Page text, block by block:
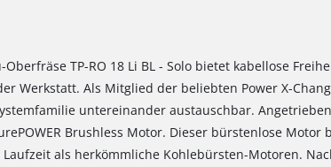
TP-RO 18 Li BL - Solo bietet kabellose
Werkstatt. Als Mitglied der beliebten Power X-
untereinander austauschbar.
Brushless Motor. Dieser bürstenlose Motor
als herkömmliche Kohlebürsten-Motoren.